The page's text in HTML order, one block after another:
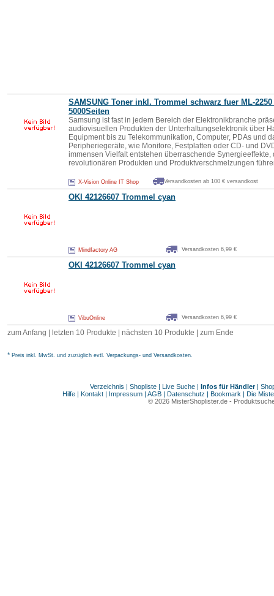
SAMSUNG Toner inkl. Trommel schwarz fuer ML-2250
5000Seiten
Samsung ist fast in jedem Bereich der Elektronikbranche
audiovisuellen Produkten der Unterhaltungselektronik über
Equipment bis zu Telekommunikation, Computer, PDAs und
Peripheriegeräte, wie Monitore, Festplatten oder CD- und
immensen Vielfalt entstehen überraschende Synergieeffekte,
revolutionären Produkten und Produktverschmelzungen
X-Vision Online IT Shop Versandkosten ab 100 € versandkost
OKI 42126607 Trommel cyan
Mindfactory AG Versandkosten 6,99 €
OKI 42126607 Trommel cyan
VibuOnline Versandkosten 6,99 €
zum Anfang letzten 10 Produkte nächsten 10 Produkte zum Ende
* Preis inkl. MwSt. und zuzüglich evtl. Verpackungs- und Versandkosten.
Verzeichnis | Shopliste| Live Suche| Infos für Händler|
Hilfe | Kontakt | Impressum | AGB | Datenschutz | Bookmark | Die
© 2026 MisterShoplister.de-